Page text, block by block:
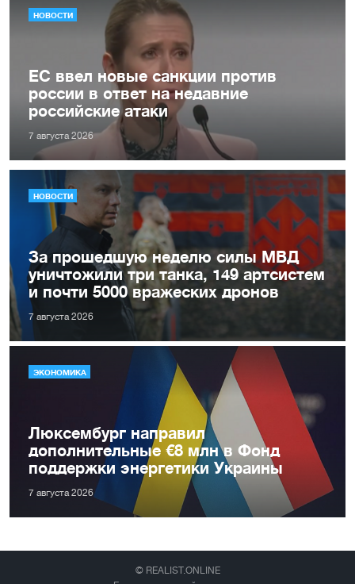
НОВОСТИ
ЕС ввел новые санкции против
россии в ответ на недавние
российские атаки
7 августа 2026
НОВОСТИ
За прошедшую неделю силы МВД
уничтожили три танка, 149 артсистем
и почти 5000 вражеских дронов
7 августа 2026
ЭКОНОМИКА
Люксембург направил
дополнительные €8 млн в Фонд
поддержки энергетики Украины
7 августа 2026
© REALIST.ONLINE